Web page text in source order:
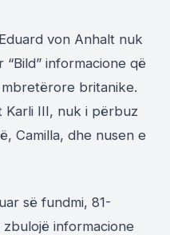
von Anhalt nuk
informacione që
mbretërore britanike.
Karli III, nuk i përbuz
Camilla, dhe nusen e
së fundmi, 81-
informacione